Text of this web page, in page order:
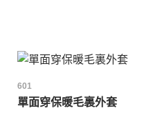
601
單面穿保暖毛裏外套